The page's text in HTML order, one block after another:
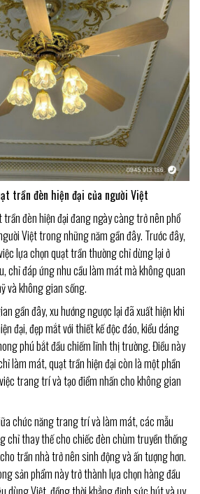
trần đèn hiện đại của người Việt
đèn hiện đại đang ngày càng trở nên phổ
Việt trong những năm gần đây. Trước đây,
lựa chọn quạt trần thường chỉ dừng lại ở
chỉ đáp ứng nhu cầu làm mát mà không quan
và không gian sống.
gần đây, xu hướng ngược lại đã xuất hiện khi
đại, đẹp mắt với thiết kế độc đáo, kiểu dáng
phú bắt đầu chiếm lĩnh thị trường. Điều này
làm mát, quạt trần hiện đại còn là một phần
trang trí và tạo điểm nhấn cho không gian
chức năng trang trí và làm mát, các mẫu
chỉ thay thế cho chiếc đèn chùm truyền thống
trần nhà trở nên sinh động và ấn tượng hơn.
sản phẩm này trở thành lựa chọn hàng đầu